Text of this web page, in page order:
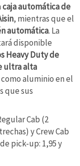
caja automática de
, mientras que el
automática. La
disponible
Heavy Duty de
ultra alta
como aluminio en el
que sus
Cab (2
y Crew Cab
pick-up: 1,95 y